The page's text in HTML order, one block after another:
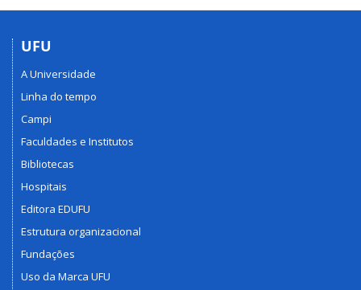
UFU
A Universidade
Linha do tempo
Campi
Faculdades e Institutos
Bibliotecas
Hospitais
Editora EDUFU
Estrutura organizacional
Fundações
Uso da Marca UFU